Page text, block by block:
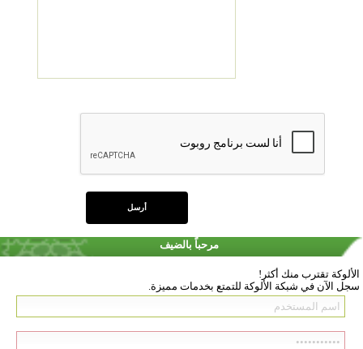
مرحباً بالضيف
الألوكة تقترب منك أكثر!
سجل الآن في شبكة الألوكة للتمتع بخدمات مميزة.